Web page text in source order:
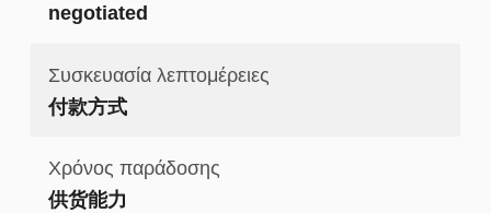
negotiated
Συσκευασία λεπτομέρειες
付款方式
Χρόνος παράδοσης
供货能力